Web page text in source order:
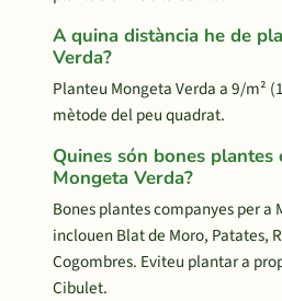
A quina distància he de
Verda?
Planteu Mongeta Verda a 9/m²
mètode del peu quadrat.
Quines són bones plantes
Mongeta Verda?
Bones plantes companyes per a
inclouen Blat de Moro, Patates,
Cogombres. Eviteu plantar a
Cibulet.